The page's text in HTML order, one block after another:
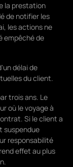
la prestation
de notifier les
les actions ne
empêché de
délai de
du client.
trois ans. Le
où le voyage à
Si le client a
suspendue
responsabilité
effet au plus